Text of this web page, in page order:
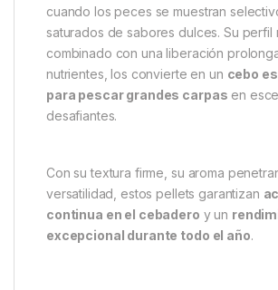
cuando los peces se muestran
saturados de sabores dulces. Su perfil
combinado con una liberación
nutrientes, los convierte en un cebo
para pescar grandes carpas en
desafiantes.
Con su textura firme, su aroma
versatilidad, estos pellets garantizan
continua en el cebadero y un
excepcional durante todo el año.